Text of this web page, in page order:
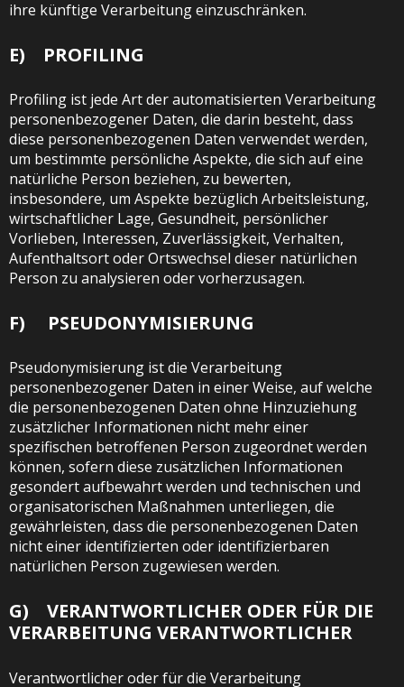
ihre künftige Verarbeitung einzuschränken.
E) PROFILING
Profiling ist jede Art der automatisierten Verarbeitung
personenbezogener Daten, die darin besteht, dass
diese personenbezogenen Daten verwendet werden,
um bestimmte persönliche Aspekte, die sich auf eine
natürliche Person beziehen, zu bewerten,
insbesondere, um Aspekte bezüglich Arbeitsleistung,
wirtschaftlicher Lage, Gesundheit, persönlicher
Vorlieben, Interessen, Zuverlässigkeit, Verhalten,
Aufenthaltsort oder Ortswechsel dieser natürlichen
Person zu analysieren oder vorherzusagen.
F) PSEUDONYMISIERUNG
Pseudonymisierung ist die Verarbeitung
personenbezogener Daten in einer Weise, auf welche
die personenbezogenen Daten ohne Hinzuziehung
zusätzlicher Informationen nicht mehr einer
spezifischen betroffenen Person zugeordnet werden
können, sofern diese zusätzlichen Informationen
gesondert aufbewahrt werden und technischen und
organisatorischen Maßnahmen unterliegen, die
gewährleisten, dass die personenbezogenen Daten
nicht einer identifizierten oder identifizierbaren
natürlichen Person zugewiesen werden.
G) VERANTWORTLICHER ODER FÜR DIE
VERARBEITUNG VERANTWORTLICHER
Verantwortlicher oder für die Verarbeitung